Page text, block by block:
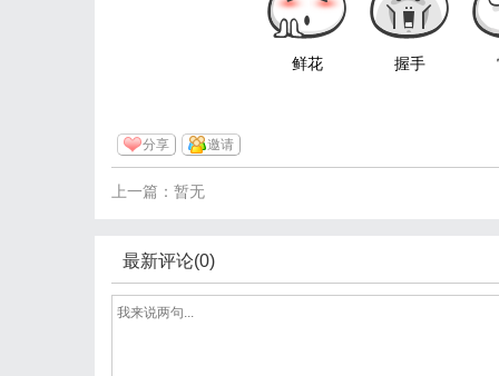
鲜花 握手
分享 邀请
上一篇：暂无
最新评论(0)